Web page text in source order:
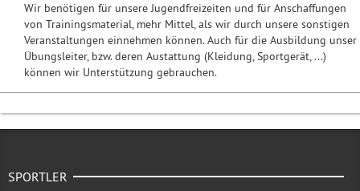
Wir benötigen für unsere Jugendfreizeiten und für Anschaffungen
von Trainingsmaterial, mehr Mittel, als wir durch unsere sonstigen
Veranstaltungen einnehmen können. Auch für die Ausbildung unser
Übungsleiter, bzw. deren Austattung (Kleidung, Sportgerät, ...)
können wir Unterstützung gebrauchen.
SPORTLER